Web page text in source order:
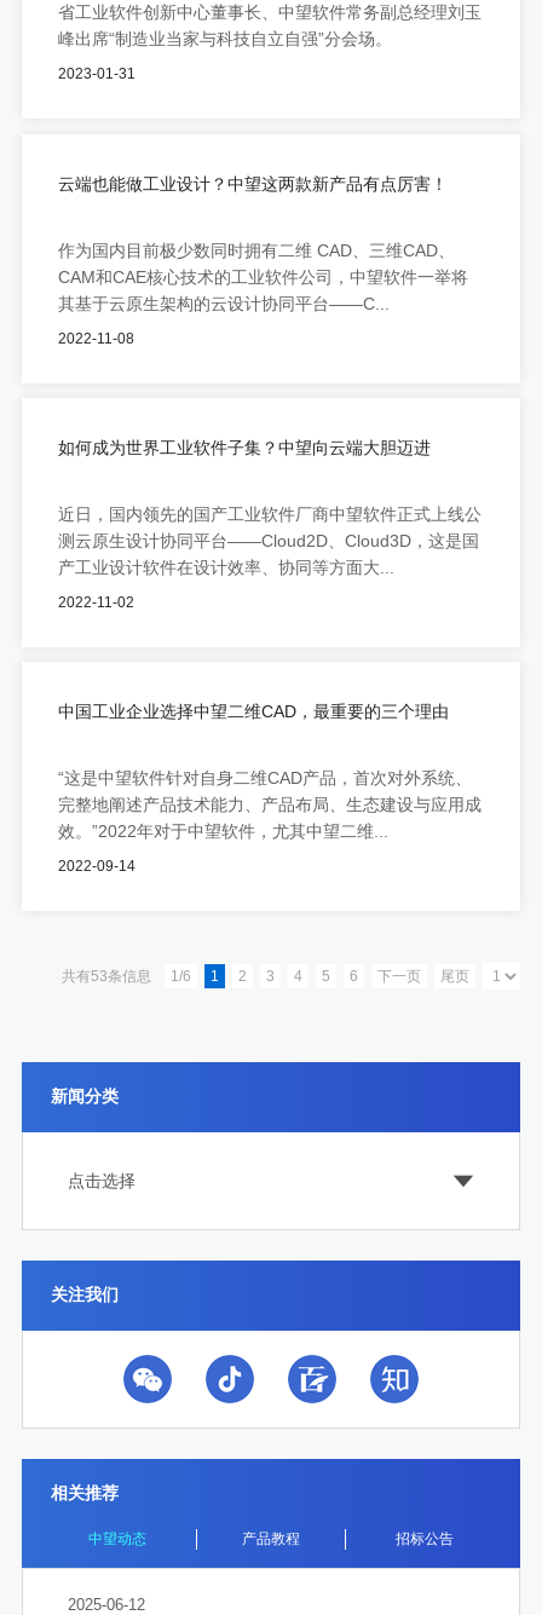
省工业软件创新中心董事长、中望软件常务副总经理刘玉
峰出席“制造业当家与科技自立自强”分会场。
2023-01-31
云端也能做工业设计？中望这两款新产品有点厉害！
作为国内目前极少数同时拥有二维 CAD、三维CAD、
CAM和CAE核心技术的工业软件公司，中望软件一举将
其基于云原生架构的云设计协同平台——C...
2022-11-08
如何成为世界工业软件子集？中望向云端大胆迈进
近日，国内领先的国产工业软件厂商中望软件正式上线公
测云原生设计协同平台——Cloud2D、Cloud3D，这是国
产工业设计软件在设计效率、协同等方面大...
2022-11-02
中国工业企业选择中望二维CAD，最重要的三个理由
“这是中望软件针对自身二维CAD产品，首次对外系统、
完整地阐述产品技术能力、产品布局、生态建设与应用成
效。”2022年对于中望软件，尤其中望二维...
2022-09-14
共有53条信息 1/6 1 2 3 4 5 6 下一页 尾页
新闻分类
点击选择
关注我们
相关推荐
中望动态 产品教程 招标公告
2025-06-12